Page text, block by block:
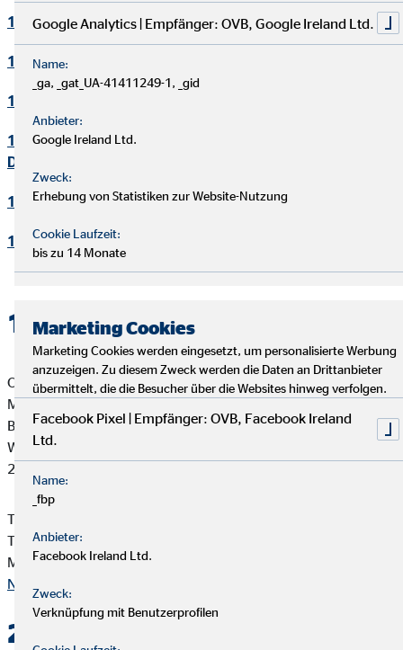
13. Löschung von Daten
14. Präsenzen in sozialen Netzwerken
15. Plugins und eingebettete Funktionen sowie Inhalte
16. Änderung und Aktualisierung der
Datenschutzerklärung
17. Rechte der betroffenen Personen
18. Begriffsdefinitionen
1. Verantwortlicher
OVB Vermögensberatung AG
Martin Ludwig
Bezirksleiter für die OVB
Westkai 56
27572 Bremerhaven
Telefon: +49 471 9314437
Telefax: +49 471 9314439
Mail:MLudwig@ovb.de
Nach oben
2. Kontakt
Google Analytics | Empfänger: OVB, Google Ireland Ltd.
Name:
_ga, _gat_UA-41411249-1, _gid
Anbieter:
Google Ireland Ltd.
Zweck:
Erhebung von Statistiken zur Website-Nutzung
Cookie Laufzeit:
bis zu 14 Monate
Marketing Cookies
Marketing Cookies werden eingesetzt, um personalisierte Werbung
anzuzeigen. Zu diesem Zweck werden die Daten an Drittanbieter
übermittelt, die die Besucher über die Websites hinweg verfolgen.
Facebook Pixel | Empfänger: OVB, Facebook Ireland
Ltd.
Name:
_fbp
Anbieter:
Facebook Ireland Ltd.
Zweck:
Verknüpfung mit Benutzerprofilen